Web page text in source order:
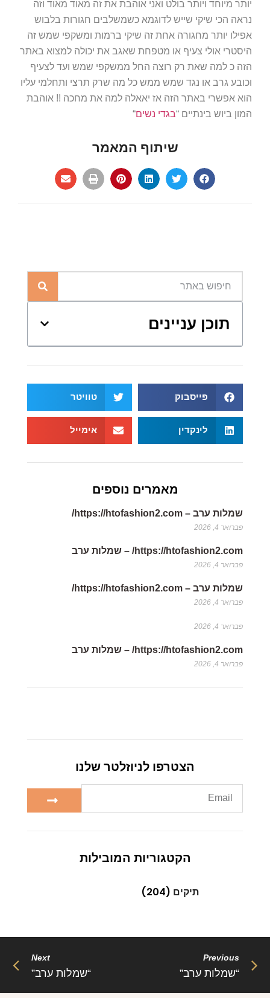
יותר מיוחד ויותר בולט ואני אוהבת את זה מאוד מאוד וזה
נראה הכי שיקי שייש לדוגמא כשמשלבים חגורות בלבוש
אפילו יותר מחגורה אחת זה שיקי ברמות ומשקפי שמש זה
היסטרי אולי צעיף או מטפחת שאגב את יכולה למצוא באתר
הזה כ למה שאת רק רוצה החל ממשקפי שמש ועד לצעיף
וכובע גרב או נגד שמש ממש כל מה שרק תרצי ותחלמי עליו
הוא אפשרי באתר הזה אז יאאלה למה את מחכה !! אוהבת
המון ביוש בינתיים “בגדי נשים“
שיתוף המאמר
תוכן עניינים
פייסבוק טוויטר
לינקדין אימייל
מאמרים נוספים
שמלות ערב – https://htofashion2.com/
פברואר 4, 2026
https://htofashion2.com/ – שמלות ערב
פברואר 4, 2026
שמלות ערב – https://htofashion2.com/
פברואר 4, 2026
פברואר 4, 2026
https://htofashion2.com/ – שמלות ערב
פברואר 4, 2026
הצטרפו לניוזלטר שלנו
הקטגוריות המובילות
תיקים(204)
Previous
“שמלות ערב”
Next
“שמלות ערב”